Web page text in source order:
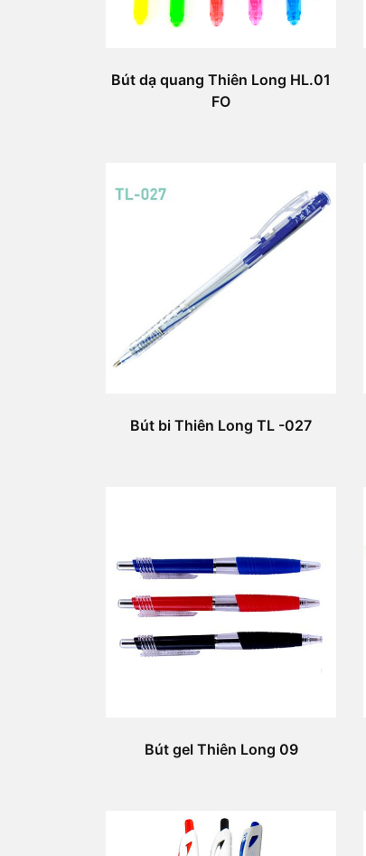
Bút dạ quang Thiên Long HL.01
FO
Bút bi Thiên Long TL -027
Bút gel Thiên Long 09